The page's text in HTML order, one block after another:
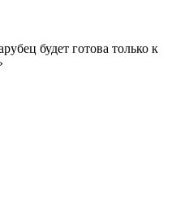
будет готова только к